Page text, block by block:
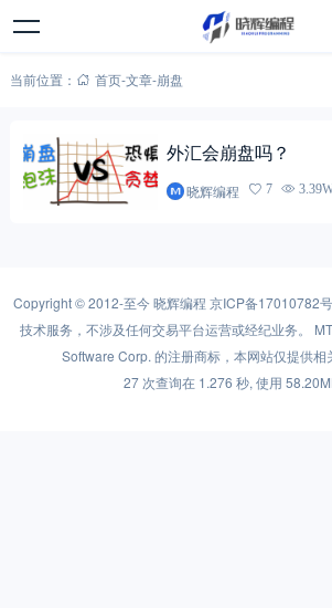
当前位置： 首页-文章-崩盘
外汇会崩盘吗？
晓辉编程 7
Copyright © 2012-至今晓辉编程 京ICP备17010782
技术服务，不涉及任何交易平台运营或经纪业务。
Software Corp. 的注册商标，本网站仅提供相
27 次查询在 1.276 秒, 使用